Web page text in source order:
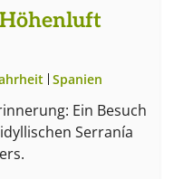
Spanien
Ein Besuch
Serranía